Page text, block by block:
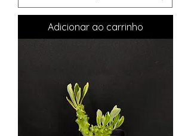
Adicionar ao carrinho